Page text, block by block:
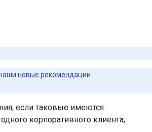
новые рекомендации
если таковые имеются.
корпоративного клиента,